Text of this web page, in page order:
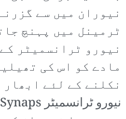
نیوران میں سے
ٹرمینل میں پہنچ
نیورو ٹرانسمیٹر
مادے کو اس کی
نکلنے کے لئے